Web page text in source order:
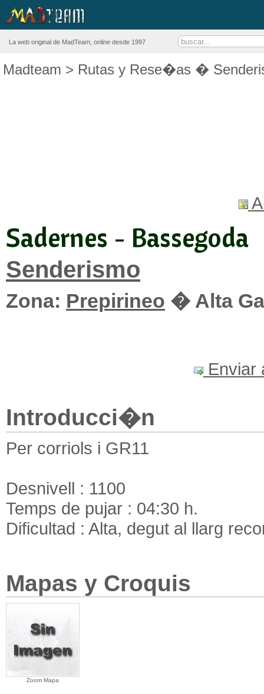
La web original de MadTeam, online desde 1997
Madteam > Rutas y Rese�as �
Sadernes - Bassegoda
Senderismo
Zona: Prepirineo � Alta
Enviar
Introducci�n
Per corriols i GR11
Desnivell : 1100
Temps de pujar : 04:30 h.
Dificultad : Alta, degut al llarg
Mapas y Croquis
Zoom Mapa